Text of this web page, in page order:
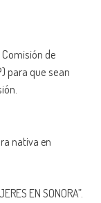
de
para que sean
nativa en
EN SONORA”.